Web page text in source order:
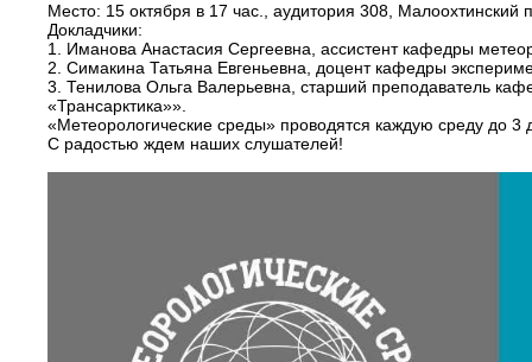
Место: 15 октября в 17 час., аудитория 308, Малоохтинский
Докладчики:
1. Иманова Анастасия Сергеевна, ассистент кафедры
2. Симакина Татьяна Евгеньевна, доцент кафедры
3. Тенилова Ольга Валерьевна, старший преподаватель
«Трансарктика»».
«Метеорологические среды» проводятся каждую среду до 3
С радостью ждем наших слушателей!